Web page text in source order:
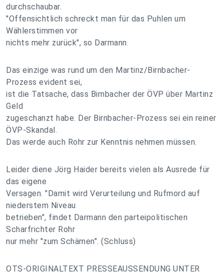
durchschaubar.
"Offensichtlich schreckt man für das Puhlen um
Wählerstimmen vor
nichts mehr zurück", so Darmann.
Das einzige was rund um den Martinz/Birnbacher-
Prozess evident sei,
ist die Tatsache, dass Birnbacher der ÖVP über Martinz
Geld
zugeschanzt habe. Der Birnbacher-Prozess sei ein reiner
ÖVP-Skandal.
Das werde auch Rohr zur Kenntnis nehmen müssen.
Leider diene Jörg Haider bereits vielen als Ausrede für
das eigene
Versagen. "Damit wird Verurteilung und Rufmord auf
niederstem Niveau
betrieben", findet Darmann den parteipolitischen
Scharfrichter Rohr
nur mehr "zum Schämen". (Schluss)
OTS-ORIGINALTEXT PRESSEAUSSENDUNG UNTER